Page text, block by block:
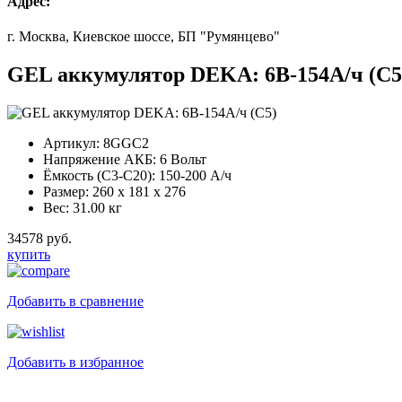
г. Москва, Киевское шоссе, БП "Румянцево"
GEL аккумулятор DEKA: 6В-154А/ч
Артикул: 8GGC2
Напряжение АКБ: 6 Вольт
Ёмкость (С3-С20): 150-200 А/ч
Размер: 260 x 181 x 276
Вес: 31.00 кг
34578 руб.
купить
Добавить в сравнение
Добавить в избранное